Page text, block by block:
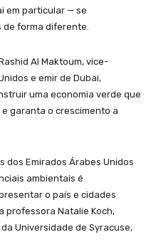
em particular — se
forma diferente.
Al Maktoum, vice-
e emir de Dubai,
uma economia verde que
garanta o crescimento a
dos Emirados Árabes Unidos
ambientais é
o país e cidades
professora Natalie Koch,
Universidade de Syracuse,